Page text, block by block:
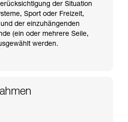
der Situation
Sport oder Freizeit,
der einzuhängenden
(ein oder mehrere Seile,
werden.